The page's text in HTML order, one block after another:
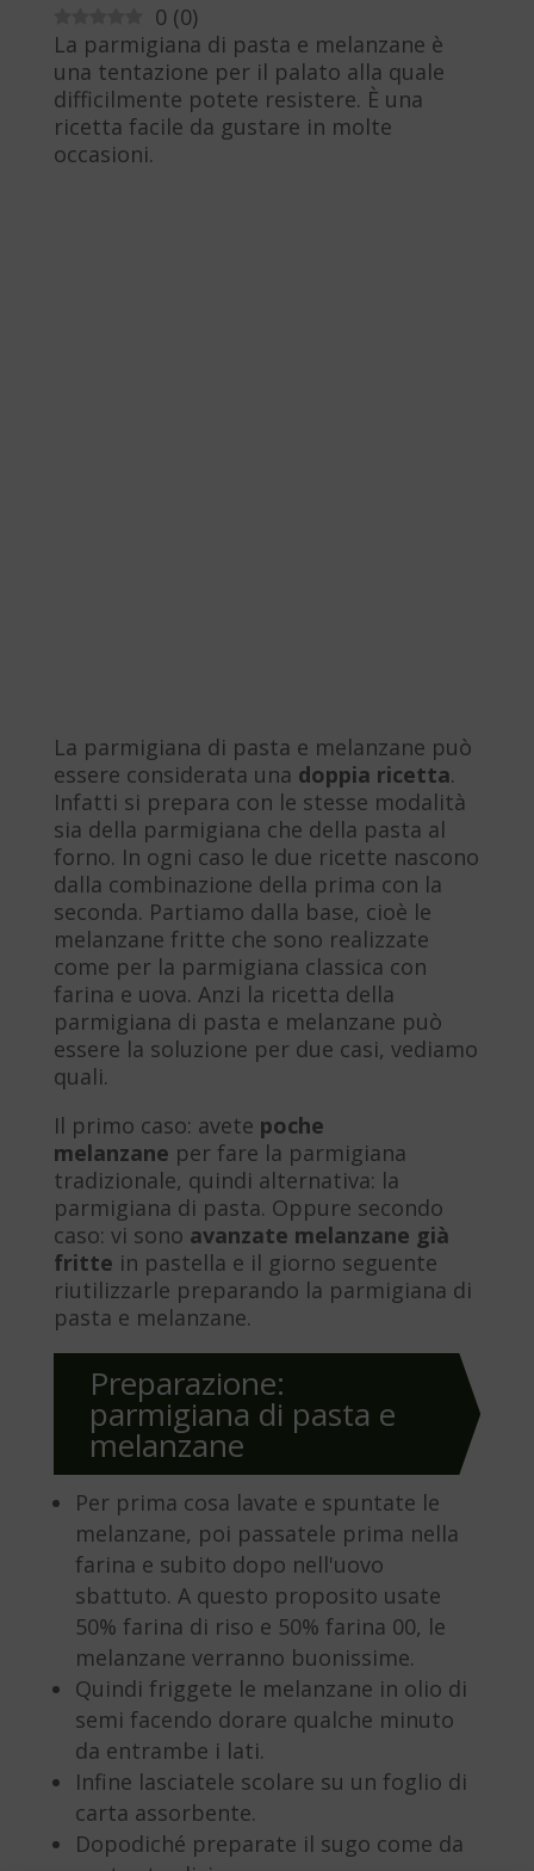
0 (0)
La parmigiana di pasta e melanzane è
una tentazione per il palato alla quale
difficilmente potete resistere. È una
ricetta facile da gustare in molte
occasioni.
La parmigiana di pasta e melanzane può
essere considerata una doppia ricetta.
Infatti si prepara con le stesse modalità
sia della parmigiana che della pasta al
forno. In ogni caso le due ricette nascono
dalla combinazione della prima con la
seconda. Partiamo dalla base, cioè le
melanzane fritte che sono realizzate
come per la parmigiana classica con
farina e uova. Anzi la ricetta della
parmigiana di pasta e melanzane può
essere la soluzione per due casi, vediamo
quali.
Il primo caso: avete poche
melanzane per fare la parmigiana
tradizionale, quindi alternativa: la
parmigiana di pasta. Oppure secondo
caso: vi sono avanzate melanzane già
fritte in pastella e il giorno seguente
riutilizzarle preparando la parmigiana di
pasta e melanzane.
Preparazione:
parmigiana di pasta e
melanzane
Per prima cosa lavate e spuntate le
melanzane, poi passatele prima nella
farina e subito dopo nell'uovo
sbattuto. A questo proposito usate
50% farina di riso e 50% farina 00, le
melanzane verranno buonissime.
Quindi friggete le melanzane in olio di
semi facendo dorare qualche minuto
da entrambe i lati.
Infine lasciatele scolare su un foglio di
carta assorbente.
Dopodiché preparate il sugo come da